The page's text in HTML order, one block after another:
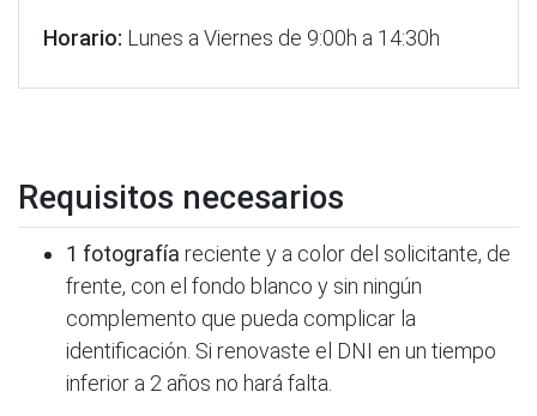
Horario: Lunes a Viernes de 9:00h a 14:30h
Requisitos necesarios
1 fotografía reciente y a color del solicitante, de
frente, con el fondo blanco y sin ningún
complemento que pueda complicar la
identificación. Si renovaste el DNI en un tiempo
inferior a 2 años no hará falta.